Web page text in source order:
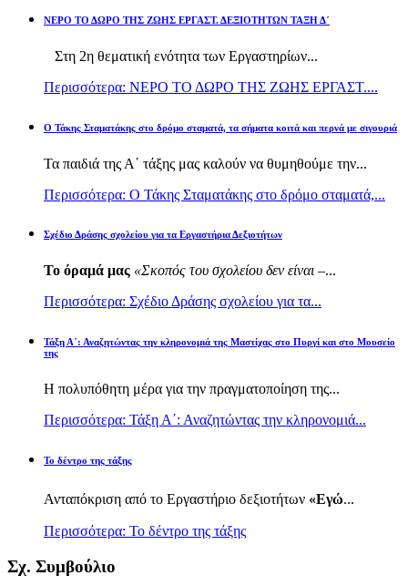
ΝΕΡΟ ΤΟ ΔΩΡΟ ΤΗΣ ΖΩΗΣ ΕΡΓΑΣΤ. ΔΕΞΙΟΤΗΤΩΝ ΤΑΞΗ Δ΄
Στη 2η θεματική ενότητα των Εργαστηρίων...
Περισσότερα: ΝΕΡΟ ΤΟ ΔΩΡΟ ΤΗΣ ΖΩΗΣ ΕΡΓΑΣΤ....
Ο Τάκης Σταματάκης στο δρόμο σταματά, τα σήματα κοιτά και περνά με σιγουριά
Τα παιδιά της Α΄ τάξης μας καλούν να θυμηθούμε την...
Περισσότερα: Ο Τάκης Σταματάκης στο δρόμο σταματά,...
Σχέδιο Δράσης σχολείου για τα Εργαστήρια Δεξιοτήτων
Το όραμά μας «Σκοπός του σχολείου δεν είναι –...
Περισσότερα: Σχέδιο Δράσης σχολείου για τα...
Τάξη Α΄: Αναζητώντας την κληρονομιά της Μαστίχας στο Πυργί και στο Μουσείο
της
Η πολυπόθητη μέρα για την πραγματοποίηση της...
Περισσότερα: Τάξη Α΄: Αναζητώντας την κληρονομιά...
Το δέντρο της τάξης
Ανταπόκριση από το Εργαστήριο δεξιοτήτων «Εγώ...
Περισσότερα: Το δέντρο της τάξης
Σχ. Συμβούλιο